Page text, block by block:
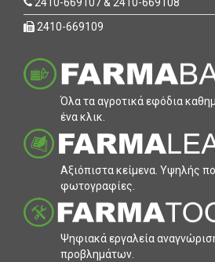
2410-669109
Όλα τα αγροτικά εφόδια
ένα κλικ.
Αξιόπιστα κείµενα. Υψηλής
φωτογραφίες.
Ψηφιακά εργαλεία
προβληµάτων.